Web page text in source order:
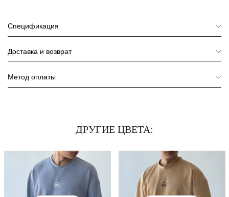
Спецификация
Доставка и возврат
Метод оплаты
ДРУГИЕ ЦВЕТА: